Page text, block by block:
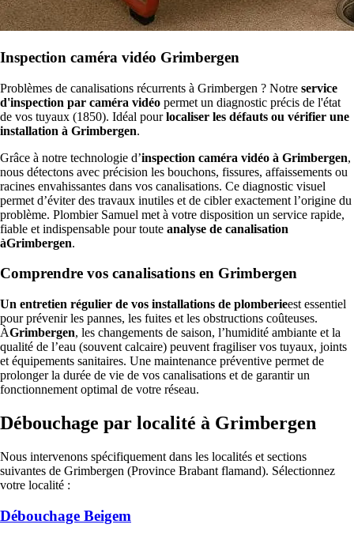
Inspection caméra vidéo Grimbergen
Problèmes de canalisations récurrents à Grimbergen ? Notre service
d'inspection par caméra vidéo permet un diagnostic précis de l'état
de vos tuyaux (1850). Idéal pourlocaliser les défauts ou vérifier une
installation à Grimbergen.
Grâce à notre technologie d’inspection caméra vidéo à Grimbergen,
nous détectons avec précision les bouchons, fissures, affaissements ou
racines envahissantes dans vos canalisations. Ce diagnostic visuel
permet d’éviter des travaux inutiles et de cibler exactement l’origine du
problème. Plombier Samuel met à votre disposition un service rapide,
fiable et indispensable pour toute analyse de canalisation
àGrimbergen.
Comprendre vos canalisations en Grimbergen
Un entretien régulier de vos installations de plomberieest essentiel
pour prévenir les pannes, les fuites et les obstructions coûteuses.
ÀGrimbergen, les changements de saison, l’humidité ambiante et la
qualité de l’eau (souvent calcaire) peuvent fragiliser vos tuyaux, joints
et équipements sanitaires. Une maintenance préventive permet de
prolonger la durée de vie de vos canalisations et de garantir un
fonctionnement optimal de votre réseau.
Débouchage par localité à Grimbergen
Nous intervenons spécifiquement dans les localités et sections
suivantes de Grimbergen (Province Brabant flamand). Sélectionnez
votre localité :
Débouchage Beigem